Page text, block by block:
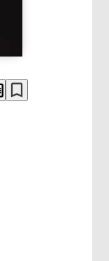
bookmark_border